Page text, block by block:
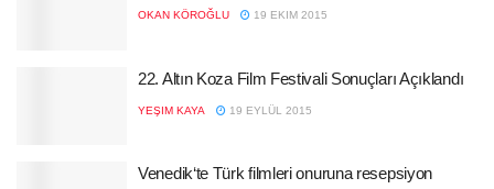
OKAN KÖROĞLU 19 EKIM 2015
22. Altın Koza Film Festivali Sonuçları Açıklandı
YEŞIM KAYA 19 EYLÜL 2015
Venedik‘te Türk filmleri onuruna resepsiyon